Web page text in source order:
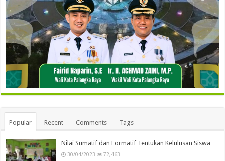
Popular Recent Comments Tags
Nilai Sumatif dan Formatif Tentukan Kelulusan Siswa
30/04/2023 72,463